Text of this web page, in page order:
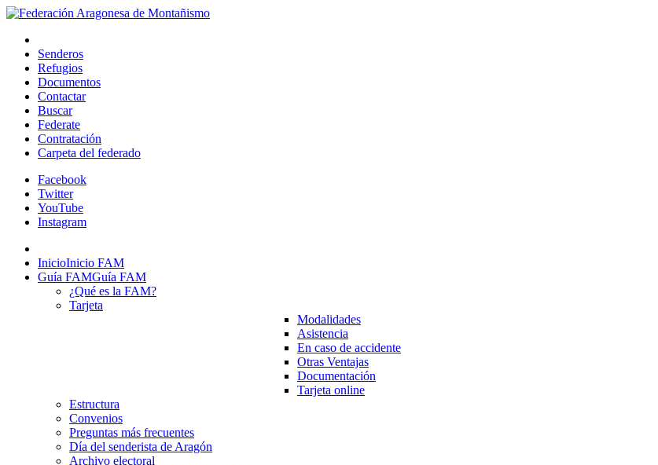
Senderos
Refugios
Documentos
Contactar
Buscar
Federate
Contratación
Carpeta del federado
Facebook
Twitter
YouTube
Instagram
InicioInicio FAM
Guía FAMGuía FAM
¿Qué es la FAM?
Tarjeta
Modalidades
Asistencia
En caso de accidente
Otras Ventajas
Documentación
Tarjeta online
Estructura
Convenios
Preguntas más frecuentes
Día del senderista de Aragón
Archivo electoral